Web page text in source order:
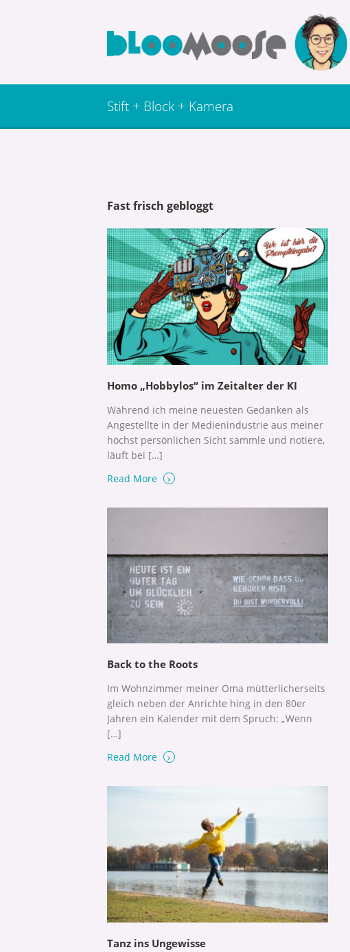
Stift + Block + Kamera
Fast frisch gebloggt
Homo „Hobbylos“ im Zeitalter der KI
Während ich meine neuesten Gedanken als
Angestellte in der Medienindustrie aus meiner
höchst persönlichen Sicht sammle und notiere,
läuft bei […]
Read More
›
Back to the Roots
Im Wohnzimmer meiner Oma mütterlicherseits
gleich neben der Anrichte hing in den 80er
Jahren ein Kalender mit dem Spruch: „Wenn
[…]
Read More
›
Tanz ins Ungewisse